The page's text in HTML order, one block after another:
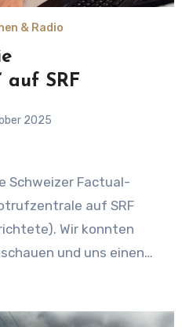
& Radio
auf SRF
2025
Schweizer Factual-
auf SRF
Wir konnten
und uns einen